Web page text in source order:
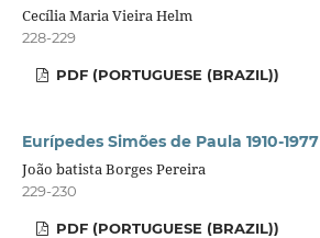
Cecília Maria Vieira Helm
228-229
PDF (PORTUGUESE (BRAZIL))
Eurípedes Simões de Paula 1910-1977
João batista Borges Pereira
229-230
PDF (PORTUGUESE (BRAZIL))